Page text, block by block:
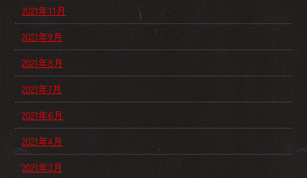
2021年11月
2021年9月
2021年8月
2021年7月
2021年6月
2021年4月
2021年3月